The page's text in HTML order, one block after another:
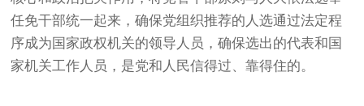
任免干部统一起来，确保党组织推荐的人选通过法定程
序成为国家政权机关的领导人员，确保选出的代表和国
家机关工作人员，是党和人民信得过、靠得住的。